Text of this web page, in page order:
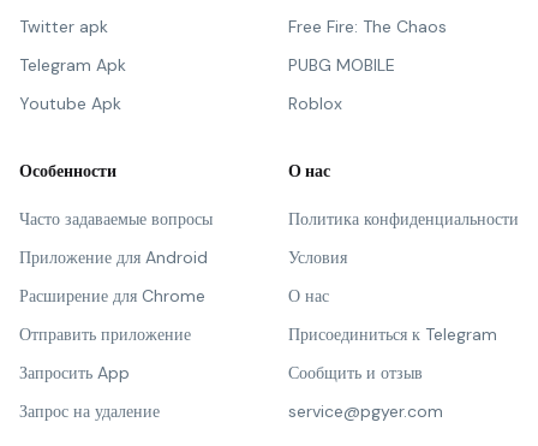
Twitter apk
Telegram Apk
Youtube Apk
Free Fire: The Chaos
PUBG MOBILE
Roblox
Особенности
Часто задаваемые вопросы
Приложение для Android
Расширение для Chrome
Отправить приложение
Запросить App
Запрос на удаление
О нас
Политика конфиденциальности
Условия
О нас
Присоединиться к Telegram
Сообщить и отзыв
service@pgyer.com